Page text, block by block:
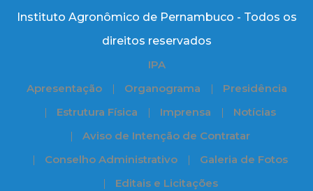
Instituto Agronômico de Pernambuco - Todos os
direitos reservados
IPA
Apresentação
Organograma
Presidência
Estrutura Física
Imprensa
Notícias
Aviso de Intenção de Contratar
Conselho Administrativo
Galeria de Fotos
Editais e Licitações